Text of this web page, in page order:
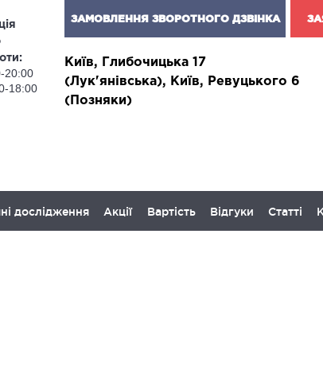
20:00
18:00
ЗАМОВЛЕННЯ ЗВОРОТНОГО ДЗВІНКА
Київ, Глибочицька 17
(Лук'янівська), Київ, Ревуцького 6
(Позняки)
дослідження Акції Вартість Відгуки Статті